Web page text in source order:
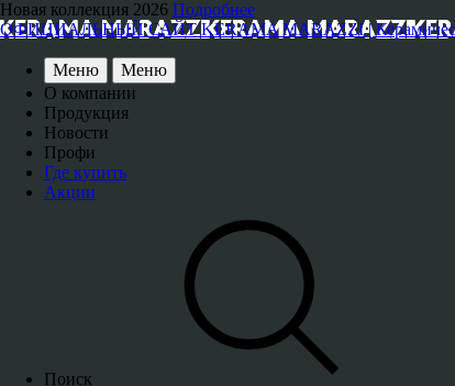
Новая коллекция 2026 Подробнее
ОФИЦИАЛЬНЫЙ САЙТ KERAMA MARAZZI | Керамическая
Меню
Меню
О компании
Продукция
Новости
Профи
Где купить
Акции
Поиск